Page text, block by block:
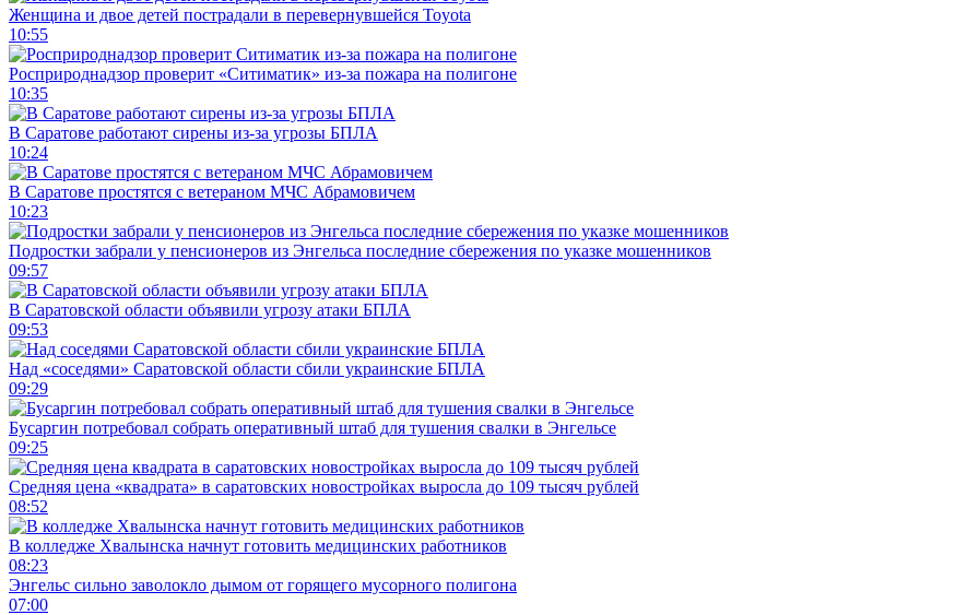
Женщина и двое детей пострадали в перевернувшейся Toyota
10:55
Росприроднадзор проверит «Ситиматик» из-за пожара на полигоне
10:35
В Саратове работают сирены из-за угрозы БПЛА
10:24
В Саратове простятся с ветераном МЧС Абрамовичем
10:23
Подростки забрали у пенсионеров из Энгельса последние сбережения по указке мошенников
09:57
В Саратовской области объявили угрозу атаки БПЛА
09:53
Над «соседями» Саратовской области сбили украинские БПЛА
09:29
Бусаргин потребовал собрать оперативный штаб для тушения свалки в Энгельсе
09:25
Средняя цена «квадрата» в саратовских новостройках выросла до 109 тысяч рублей
08:52
В колледже Хвалынска начнут готовить медицинских работников
08:23
Энгельс сильно заволокло дымом от горящего мусорного полигона
07:00